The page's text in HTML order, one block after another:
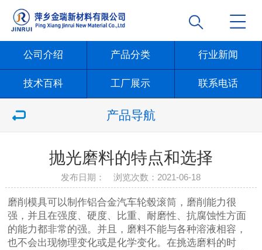
公司介绍 产品分类 行业新闻
技术百科 工厂展示 联系电话
产品导航
抛光磨料的特点和选择
发布日期： 浏览次数： 2021-06-18
磨削模具可以制作铝合金汽车轮毂滚筒，磨削能力很
强，并且在强度、硬度、比重、耐磨性、抗腐蚀性方面
的能力都非常的强。并且，磨料不能与各种溶液相容，
也不会出现物理变化或是化学变化。在挑选磨料的时